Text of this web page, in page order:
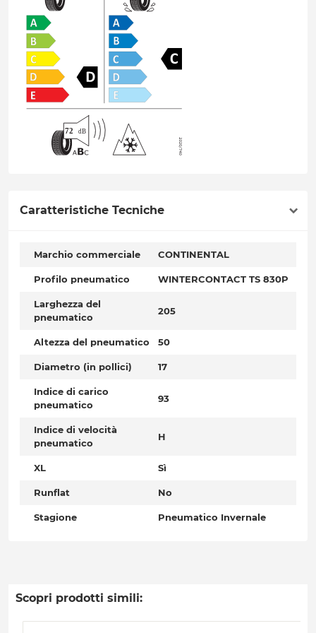
Caratteristiche Tecniche
Marchio commerciale CONTINENTAL
Profilo pneumatico WINTERCONTACT TS 830P
Larghezza del
pneumatico
205
Altezza del pneumatico 50
Diametro (in pollici) 17
Indice di carico
pneumatico
93
Indice di velocità
pneumatico
H
XL Sì
Runflat No
Stagione Pneumatico Invernale
Scopri prodotti simili: